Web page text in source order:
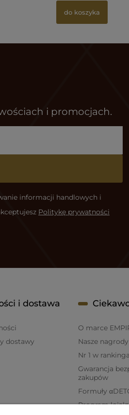
do koszyka
i promocjach.
informacji handlowych i
Politykę prywatności
i dostawa
dostawy
O marce
Nasze
Nr 1 w
Gwarancja
zakupów
Formuły
Program